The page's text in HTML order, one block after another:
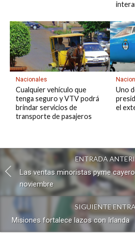
Nacionales
Cualquier vehículo que
tenga seguro y VTV podrá
brindar servicios de
transporte de pasajeros
Uno
el
ENTRADA
Las ventas minoristas pyme
noviembre
SIGUIENTE
Misiones fortalece lazos con Irlanda